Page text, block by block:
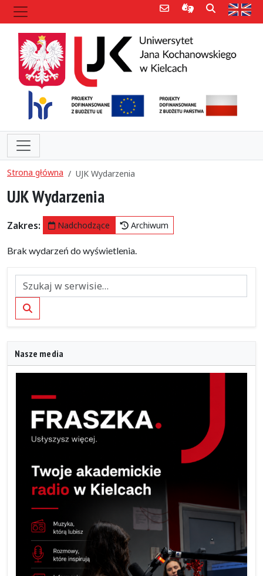
Poczta e-mailInformacje dla
Szukaj
Strona główna UJK Wydarzenia
UJK Wydarzenia
Zakres: Nadchodzące Archiwum
Brak wydarzeń do wyświetlenia.
Szukaj
Nasze media